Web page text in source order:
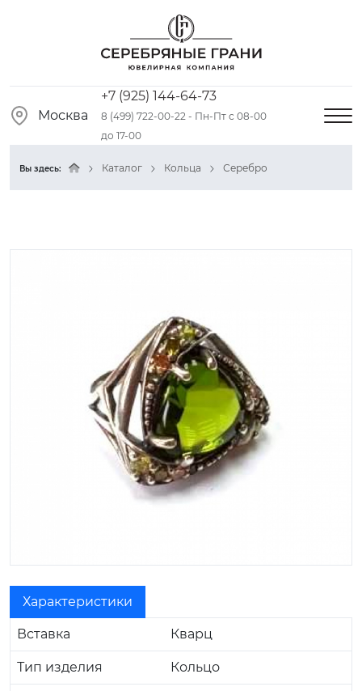
Москва
+7 (925) 144-64-73
8 (499) 722-00-22 - Пн-Пт с 08-00
до 17-00
Вы здесь: Каталог Кольца Серебро
Характеристики
Вставка Кварц
Тип изделия Кольцо